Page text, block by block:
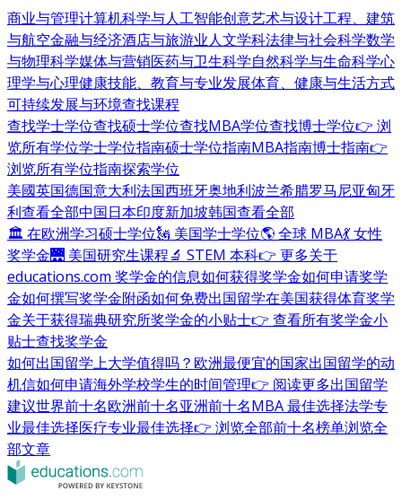
商业与管理计算机科学与人工智能创意艺术与设计工程、建筑
与航空金融与经济酒店与旅游业人文学科法律与社会科学数学
与物理科学媒体与营销医药与卫生科学自然科学与生命科学心
理学与心理健康技能、教育与专业发展体育、健康与生活方式
可持续发展与环境查找课程
查找学士学位查找硕士学位查找MBA学位查找博士学位👉 浏
览所有学位学士学位指南硕士学位指南MBA指南博士指南👉
浏览所有学位指南探索学位
美國英国德国意大利法国西班牙奥地利波兰希腊罗马尼亚匈牙
利查看全部中国日本印度新加坡韩国查看全部
🏛 在欧洲学习硕士学位🗽 美国学士学位🌎 全球 MBA💃 女性
奖学金🌉 美国研究生课程🔬 STEM 本科👉 更多关于
educations.com 奖学金的信息如何获得奖学金如何申请奖学
金如何撰写奖学金附函如何免费出国留学在美国获得体育奖学
金关于获得瑞典研究所奖学金的小贴士👉 查看所有奖学金小
贴士查找奖学金
如何出国留学上大学值得吗？ 欧洲最便宜的国家出国留学的动
机信如何申请海外学校学生的时间管理👉 阅读更多出国留学
建议世界前十名欧洲前十名亚洲前十名MBA 最佳选择法学专
业最佳选择医疗专业最佳选择👉 浏览全部前十名榜单浏览全
部文章